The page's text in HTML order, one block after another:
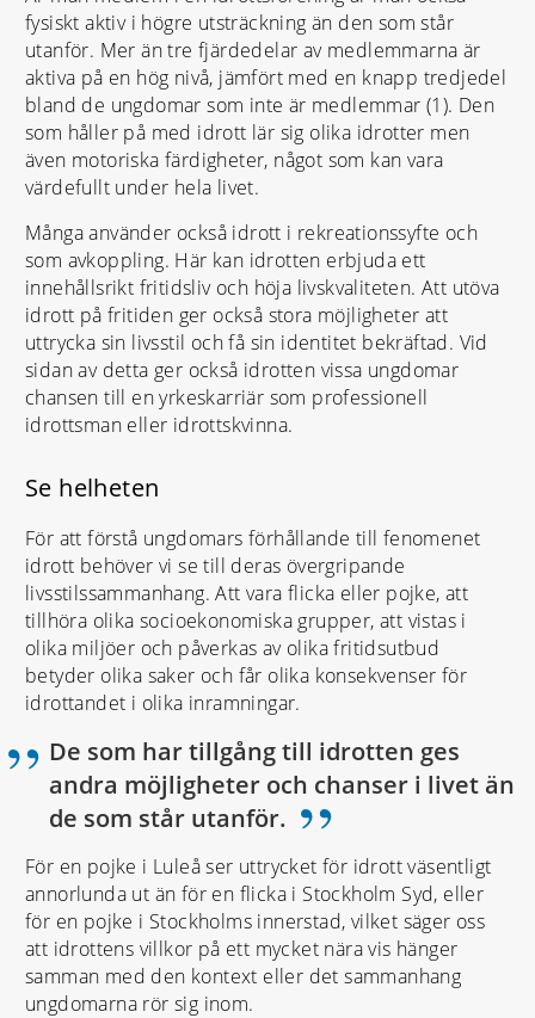
fysiskt aktiv i högre utsträckning än den som står
utanför. Mer än tre fjärdedelar av medlemmarna är
aktiva på en hög nivå, jämfört med en knapp tredjedel
bland de ungdomar som inte är medlemmar (1). Den
som håller på med idrott lär sig olika idrotter men
även motoriska färdigheter, något som kan vara
värdefullt under hela livet.
Många använder också idrott i rekreationssyfte och
som avkoppling. Här kan idrotten erbjuda ett
innehållsrikt fritidsliv och höja livskvaliteten. Att utöva
idrott på fritiden ger också stora möjligheter att
uttrycka sin livsstil och få sin identitet bekräftad. Vid
sidan av detta ger också idrotten vissa ungdomar
chansen till en yrkeskarriär som professionell
idrottsman eller idrottskvinna.
Se helheten
För att förstå ungdomars förhållande till fenomenet
idrott behöver vi se till deras övergripande
livsstilssammanhang. Att vara flicka eller pojke, att
tillhöra olika socioekonomiska grupper, att vistas i
olika miljöer och påverkas av olika fritidsutbud
betyder olika saker och får olika konsekvenser för
idrottandet i olika inramningar.
De som har tillgång till idrotten ges
andra möjligheter och chanser i livet än
de som står utanför. ”
För en pojke i Luleå ser uttrycket för idrott väsentligt
annorlunda ut än för en flicka i Stockholm Syd, eller
för en pojke i Stockholms innerstad, vilket säger oss
att idrottens villkor på ett mycket nära vis hänger
samman med den kontext eller det sammanhang
ungdomarna rör sig inom.